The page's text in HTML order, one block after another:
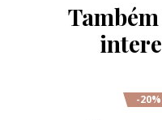
-20%